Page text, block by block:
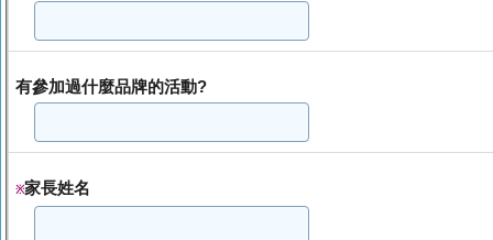
有參加過什麼品牌的活動?
※家長姓名